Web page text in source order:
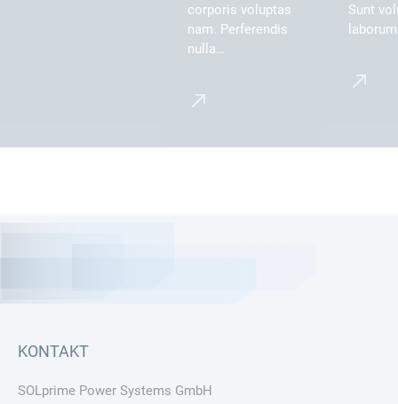
corporis voluptas
nam. Perferendis
nulla…
Sunt
KONTAKT
SOLprime Power Systems GmbH